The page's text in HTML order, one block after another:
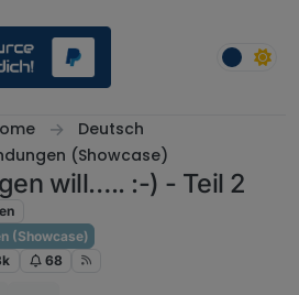
Deutsch
(Showcase)
will….. :-) - Teil 2
(Showcase)
68